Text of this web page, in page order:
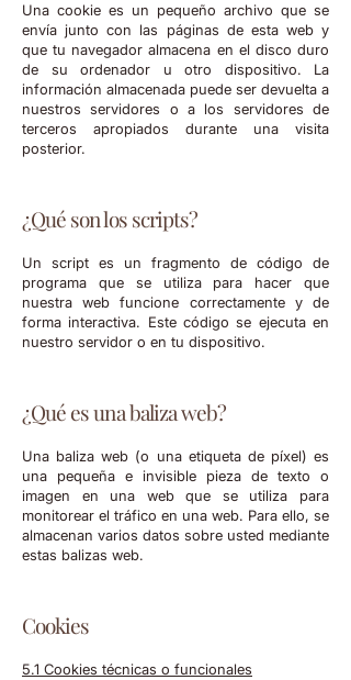
Una cookie es un pequeño archivo que se
envía junto con las páginas de esta web y
que tu navegador almacena en el disco duro
de su ordenador u otro dispositivo. La
información almacenada puede ser devuelta a
nuestros servidores o a los servidores de
terceros apropiados durante una visita
posterior.
¿Qué son los scripts?
Un script es un fragmento de código de
programa que se utiliza para hacer que
nuestra web funcione correctamente y de
forma interactiva. Este código se ejecuta en
nuestro servidor o en tu dispositivo.
¿Qué es una baliza web?
Una baliza web (o una etiqueta de píxel) es
una pequeña e invisible pieza de texto o
imagen en una web que se utiliza para
monitorear el tráfico en una web. Para ello, se
almacenan varios datos sobre usted mediante
estas balizas web.
Cookies
5.1 Cookies técnicas o funcionales